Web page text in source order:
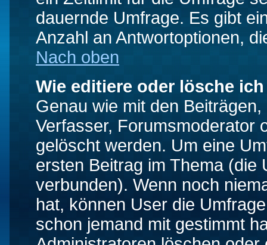
dauernde Umfrage. Es gibt
Anzahl an Antwortoptionen,
Nach oben
Wie editiere oder lösche
Genau wie mit den
Verfasser, Forumsmoderator
gelöscht werden. Um eine
ersten Beitrag im Thema (die
verbunden). Wenn noch
hat, können User die
schon jemand mit gestimmt